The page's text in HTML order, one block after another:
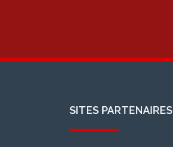
SITES PARTENAIRES